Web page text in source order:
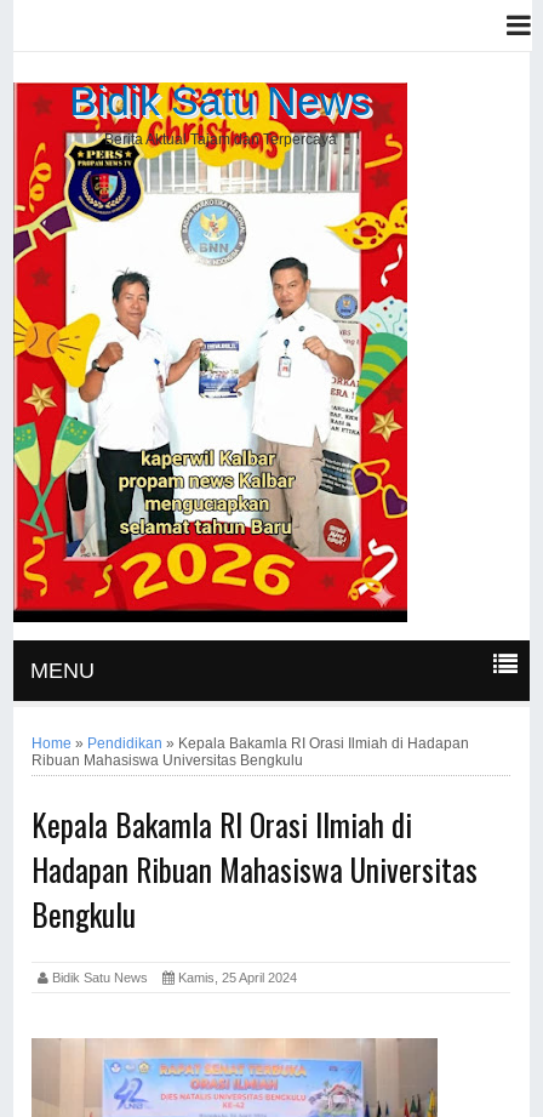
Bidik Satu News
Berita Aktual Tajam dan Terpercaya
MENU
Home » Pendidikan » Kepala Bakamla RI Orasi Ilmiah di Hadapan
Ribuan Mahasiswa Universitas Bengkulu
Kepala Bakamla RI Orasi Ilmiah di
Hadapan Ribuan Mahasiswa Universitas
Bengkulu
Bidik Satu News Kamis, 25 April 2024